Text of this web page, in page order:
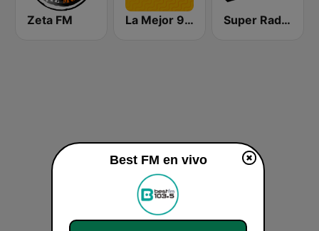
Zeta FM La Mejor 99.1 Super Radio FM
Best FM en vivo